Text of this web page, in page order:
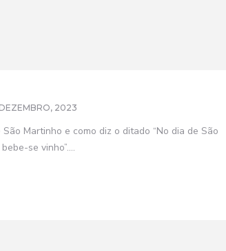
2023
Martinho e como diz o ditado “No dia de São
se vinho”....